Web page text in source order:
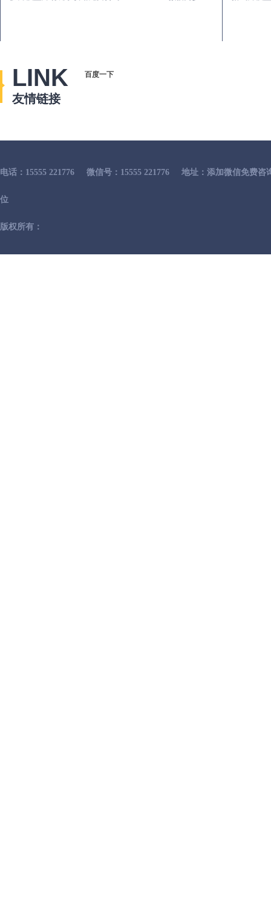
LINK
友情链接
百度一下
电话：15555 221776 微信号：15555 221776 地址：添加微信免费咨
位
版权所有：